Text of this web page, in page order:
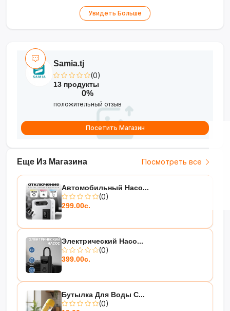
Увидеть Больше
Еще Из Магазина Посмотреть все
Автомобильный Насо...
(0)
299.00с.
Электрический Насо...
(0)
399.00с.
Бутылка Для Воды С...
(0)
Samia.tj
(0)
13 продукты
0%
положительный отзыв
Посетить Магазин